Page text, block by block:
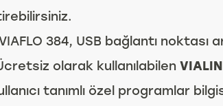
384, USB bağlantı noktası
olarak kullanılabilen
tanımlı özel programlar